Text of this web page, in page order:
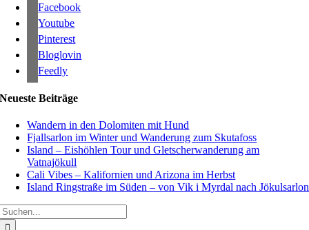
Facebook
Youtube
Pinterest
Bloglovin
Feedly
Neueste Beiträge
Wandern in den Dolomiten mit Hund
Fjallsarlon im Winter und Wanderung zum Skutafoss
Island – Eishöhlen Tour und Gletscherwanderung am
Vatnajökull
Cali Vibes – Kalifornien und Arizona im Herbst
Island Ringstraße im Süden – von Vik i Myrdal nach Jökulsarlon